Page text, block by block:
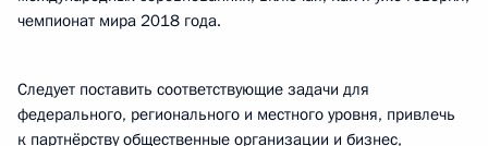
чемпионат мира 2018 года.
Следует поставить соответствующие задачи для
федерального, регионального и местного уровня, привлечь
к партнёрству общественные организации и бизнес,